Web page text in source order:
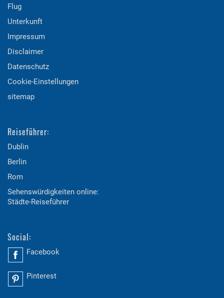
Flug
Unterkunft
Impressum
Disclaimer
Datenschutz
Cookie-Einstellungen
sitemap
Reiseführer:
Dublin
Berlin
Rom
Sehenswürdigkeiten online:
Städte-Reiseführer
Social:
Facebook
Pinterest